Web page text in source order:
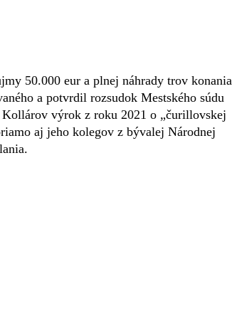
50.000 eur a plnej náhrady trov konania
a potvrdil rozsudok Mestského súdu
výrok z roku 2021 o „čurillovskej
aj jeho kolegov z bývalej Národnej